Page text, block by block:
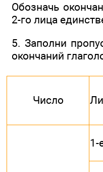
Обозначь
2-го лица
5. Заполни
окончаний
Число
1-